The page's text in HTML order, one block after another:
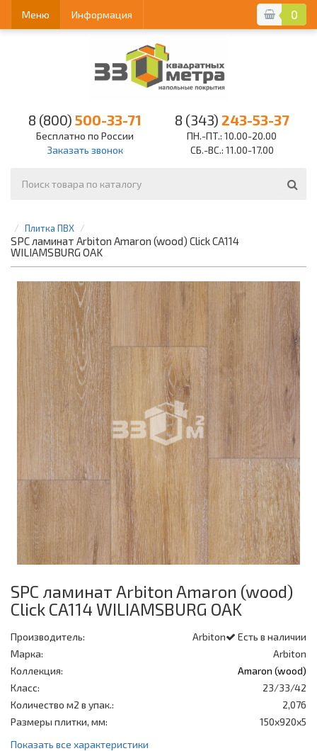
0
Меню Информация
8 (800) 500-33-71
Бесплатно по России
Заказать звонок
8 (343) 243-53-37
ПН.-ПТ.: 10.00-20.00
СБ.-ВС.: 11.00-17.00
Плитка ПВХ
SPC ламинат Arbiton Amaron (wood) Click CA114
WILIAMSBURG OAK
SPC ламинат Arbiton Amaron (wood)
Click CA114 WILIAMSBURG OAK
Есть в наличии
Производитель:
Arbiton
Марка:
Arbiton
Коллекция:
Amaron (wood)
Класс:
23/33/42
Количество м2 в упак.:
2,076
Размеры плитки, мм:
150х920х5
Показать все характеристики